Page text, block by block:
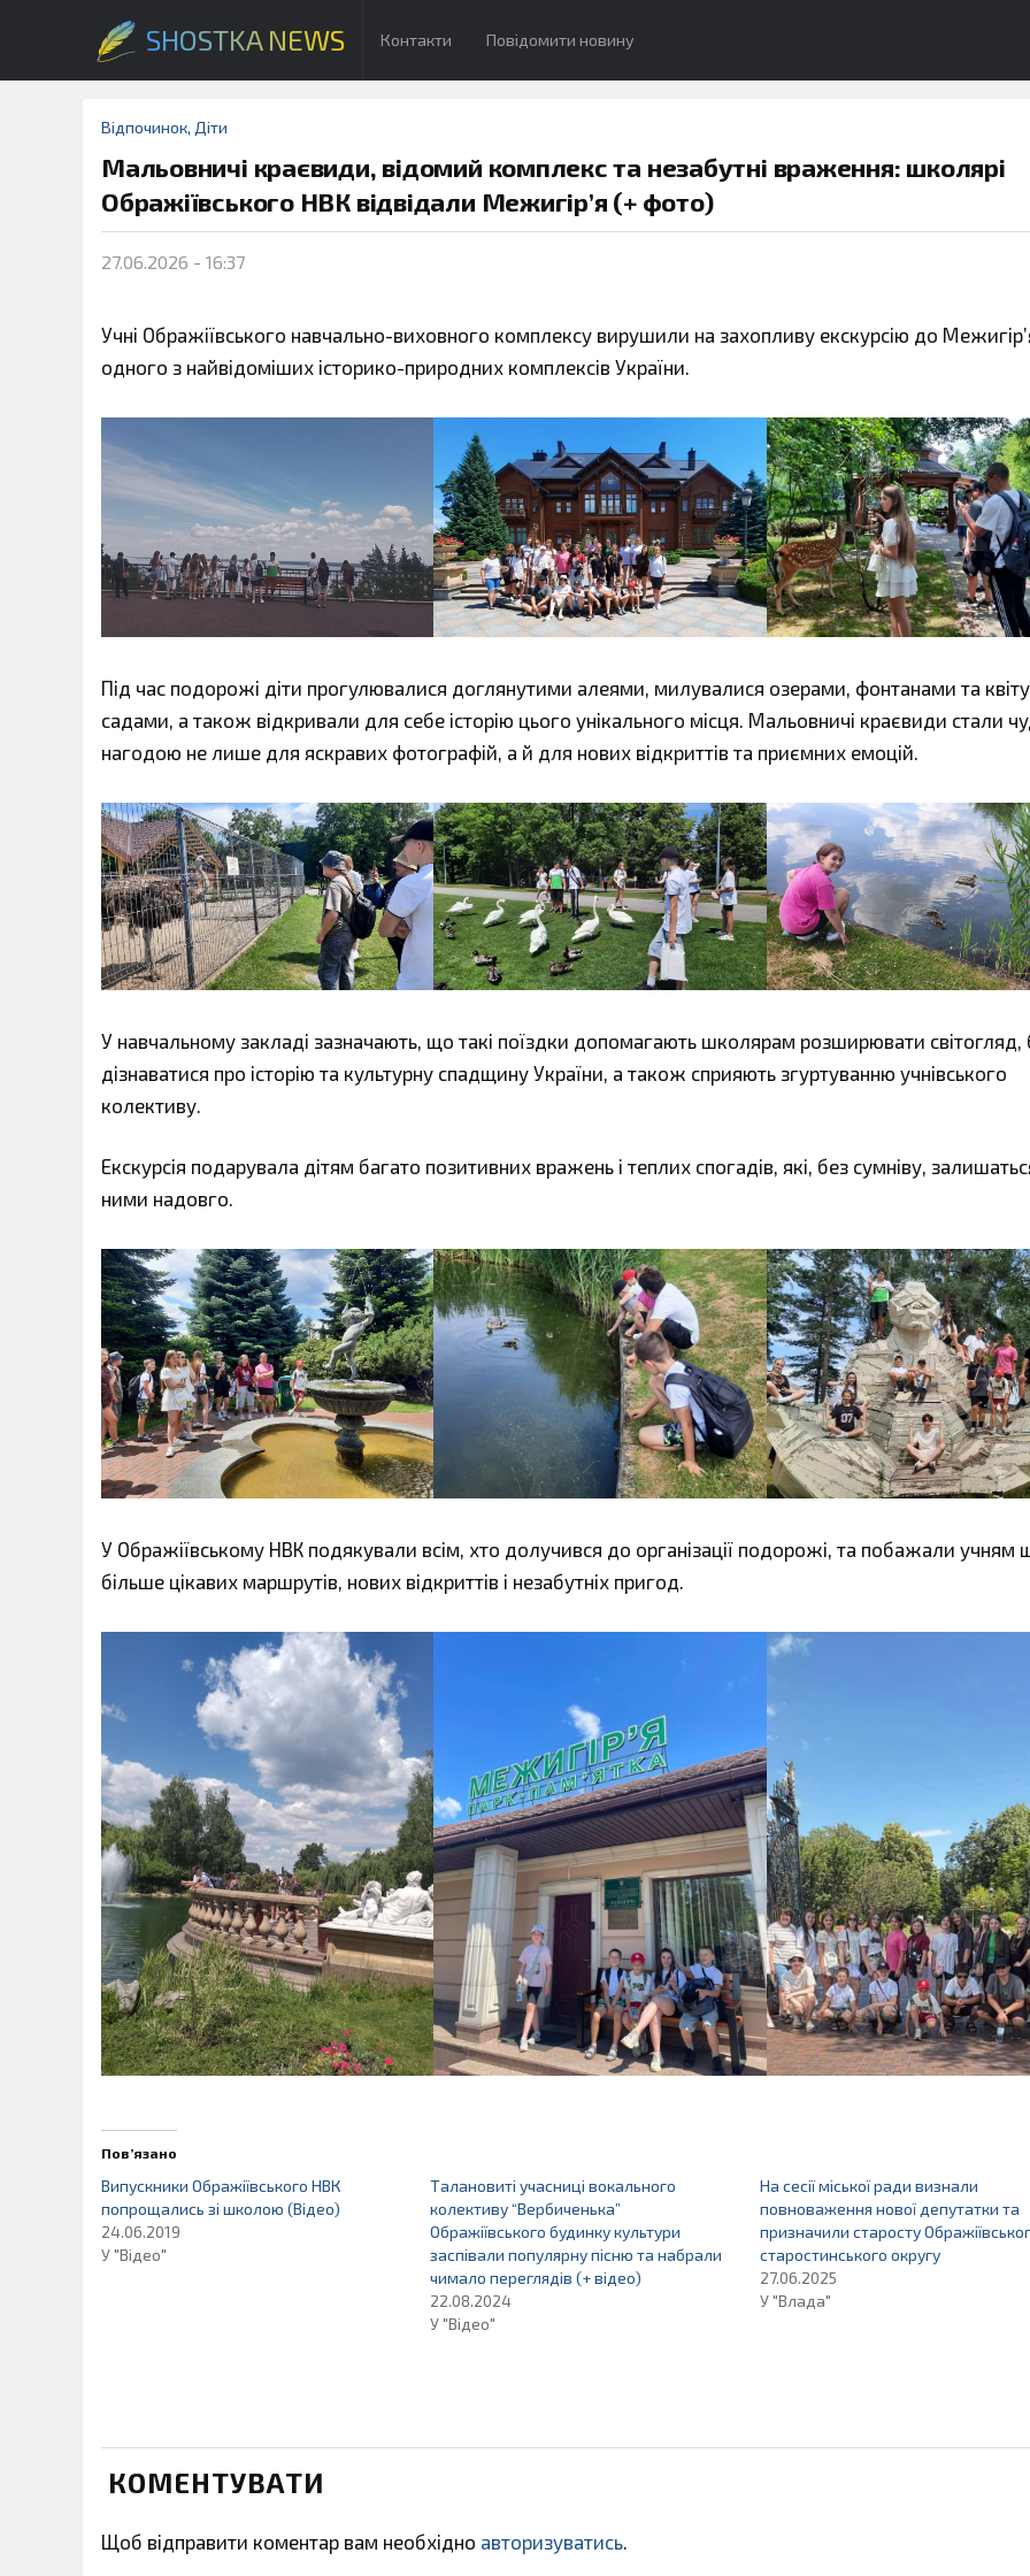
SHOSTKA NEWS Контакти Повідомити новину
Відпочинок, Діти
Мальовничі краєвиди, відомий комплекс та незабутні враження: школярі
Ображіївського НВК відвідали Межигір’я (+ фото)
27.06.2026 - 16:37
Учні Ображіївського навчально-виховного комплексу вирушили на захопливу екскурсію до
одного з найвідоміших історико-природних комплексів України.
Під час подорожі діти прогулювалися доглянутими алеями, милувалися озерами, фонтанами та
садами, а також відкривали для себе історію цього унікального місця. Мальовничі краєвиди стали
нагодою не лише для яскравих фотографій, а й для нових відкриттів та приємних емоцій.
У навчальному закладі зазначають, що такі поїздки допомагають школярам розширювати світогляд,
дізнаватися про історію та культурну спадщину України, а також сприяють згуртуванню учнівського
колективу.
Екскурсія подарувала дітям багато позитивних вражень і теплих спогадів, які, без сумніву,
ними надовго.
У Ображіївському НВК подякували всім, хто долучився до організації подорожі, та побажали учням
більше цікавих маршрутів, нових відкриттів і незабутніх пригод.
Пов’язано
Випускники Ображіївського НВК
попрощались зі школою (Відео)
24.06.2019
У "Відео"
Талановиті учасниці вокального
колективу “Вербиченька”
Ображіївського будинку культури
заспівали популярну пісню та набрали
чимало переглядів (+ відео)
22.08.2024
У "Відео"
На сесії міської ради визнали
повноваження нової депутатки та
призначили старосту
старостинського округу
27.06.2025
У "Влада"
КОМЕНТУВАТИ
Щоб відправити коментар вам необхідно авторизуватись